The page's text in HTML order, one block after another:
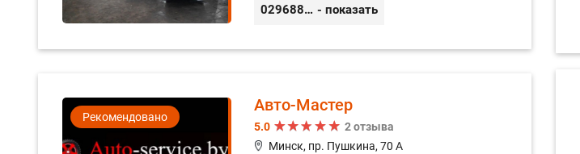
0296889898 - показать
Рекомендовано
Авто-Мастер
5.0
2 отзыва
Минск, пр. Пушкина, 70 А